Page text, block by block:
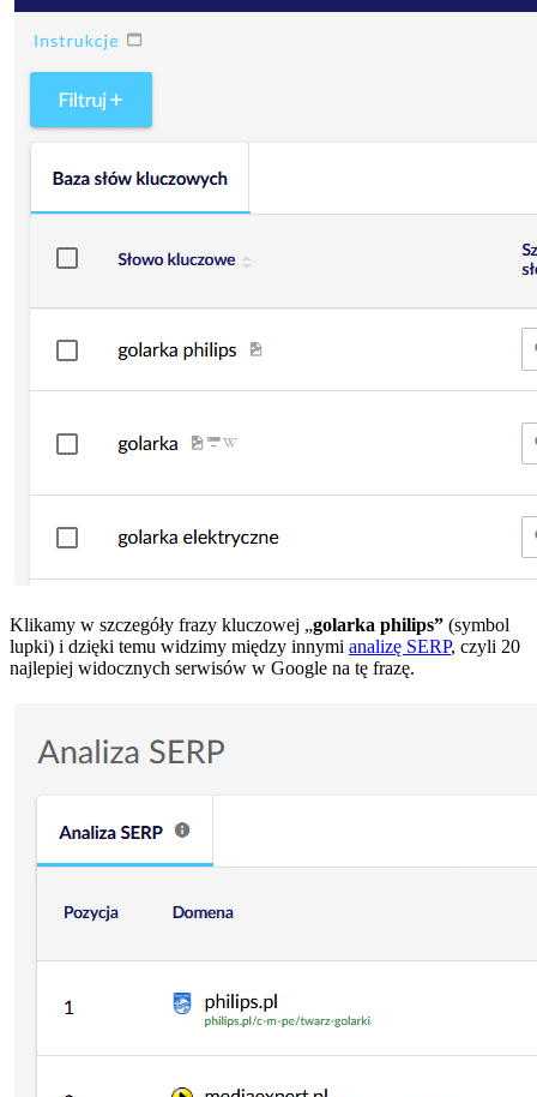
Klikamy w szczegóły frazy kluczowej „golarka philips” (symbol
lupki) i dzięki temu widzimy między innymi analizę SERP, czyli 20
najlepiej widocznych serwisów w Google na tę frazę.